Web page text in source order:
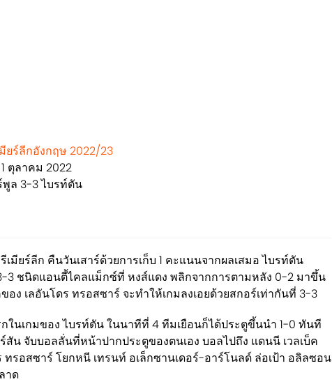
ยร์ลีกอังกฤษ 2022/23
ตุลาคม 2022
พูล 3-3 ไบรท์ตัน
เมียร์ลีก คืนวันเสาร์ด้วยการเก็บ 1 คะแนนจากผลเสมอ ไบรท์ตัน
3 ชนิดแอนตี้ไคลแม็กซ์ที่ หงส์แดง พลิกจากการตามหลัง 0-2 มาขึ้น
ง เลอันโดร ทรอสซาร์ จะทำให้เกมลงเอยด้วยสกอร์เท่ากันที่ 3-3
กในเกมของ ไบรท์ตัน ในนาทีที่ 4 ทีมเยือนก็ได้ประตูขึ้นนำ 1-0 ทันที
สัน จับบอลลั่นที่หน้าปากประตูของตนเอง บอลไปถึง แดนนี เวลเบ็ค
ทรอสซาร์ โยกหนี เทรนท์ อเล็กซานเดอร์-อาร์โนลด์ ล่อเป้า อลิลซอน
าด